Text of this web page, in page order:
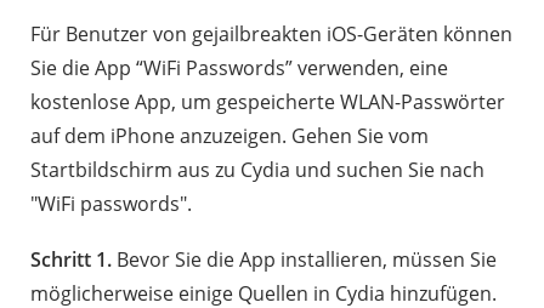
Für Benutzer von gejailbreakten iOS-Geräten können
Sie die App “WiFi Passwords” verwenden, eine
kostenlose App, um gespeicherte WLAN-Passwörter
auf dem iPhone anzuzeigen. Gehen Sie vom
Startbildschirm aus zu Cydia und suchen Sie nach
"WiFi passwords".
Schritt 1. Bevor Sie die App installieren, müssen Sie
möglicherweise einige Quellen in Cydia hinzufügen.